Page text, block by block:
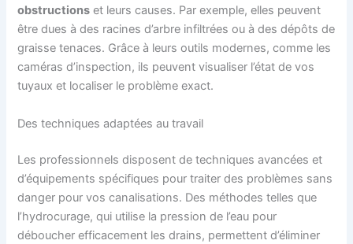
obstructions et leurs causes. Par exemple, elles peuvent
être dues à des racines d’arbre infiltrées ou à des dépôts de
graisse tenaces. Grâce à leurs outils modernes, comme les
caméras d’inspection, ils peuvent visualiser l’état de vos
tuyaux et localiser le problème exact.
Des techniques adaptées au travail
Les professionnels disposent de techniques avancées et
d’équipements spécifiques pour traiter des problèmes sans
danger pour vos canalisations. Des méthodes telles que
l’hydrocurage, qui utilise la pression de l’eau pour
déboucher efficacement les drains, permettent d’éliminer